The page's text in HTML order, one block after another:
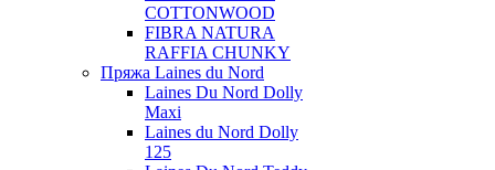
COTTONWOOD
FIBRA NATURA
RAFFIA CHUNKY
Пряжа Laines du Nord
Laines Du Nord Dolly
Maxi
Laines du Nord Dolly
125